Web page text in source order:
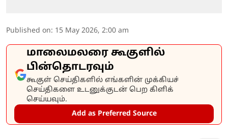
Published on: 15 May 2026, 2:00 am
மாலைமலரை கூகுளில்
பின்தொடரவும்
கூகுள் செய்திகளில் எங்களின் முக்கியச்
செய்திகளை உடனுக்குடன் பெற கிளிக்
செய்யவும்.
Add as Preferred Source